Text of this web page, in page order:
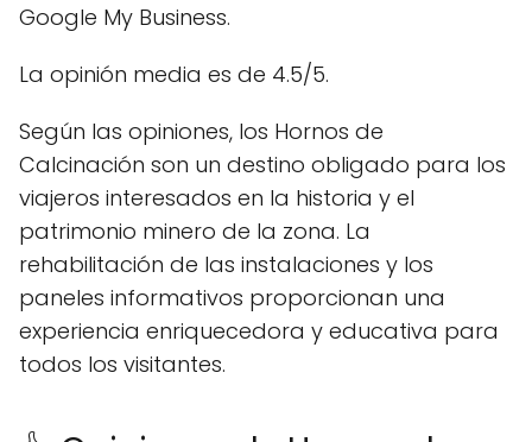
Google My Business.
La opinión media es de 4.5/5.
Según las opiniones, los Hornos de
Calcinación son un destino obligado para los
viajeros interesados en la historia y el
patrimonio minero de la zona. La
rehabilitación de las instalaciones y los
paneles informativos proporcionan una
experiencia enriquecedora y educativa para
todos los visitantes.